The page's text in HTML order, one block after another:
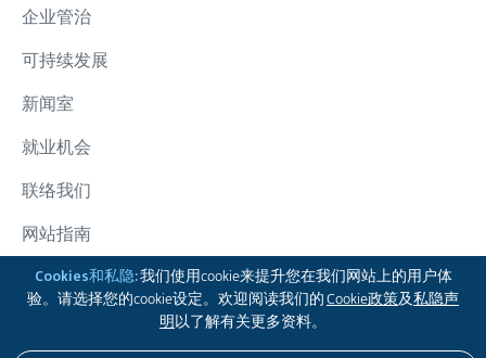
Cookies和私隐:我们使用cookie来提升您在我们网站上的用户体
验。请选择您的cookie设定。欢迎阅读我们的Cookie政策及私隐声
明 以了解有关更多资料。
企业管治
可持续发展
新闻室
就业机会
联络我们
网站指南
太古集团